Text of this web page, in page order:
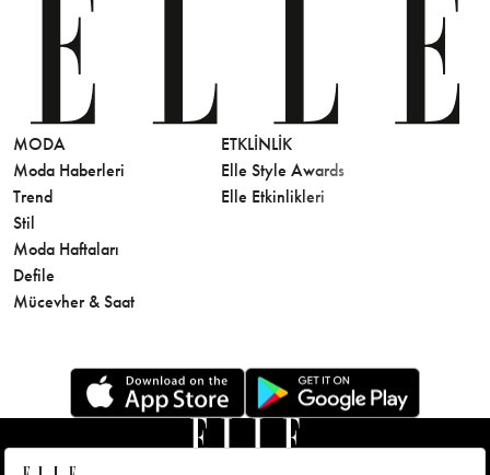
MODA
Moda Haberleri
Trend
Stil
Moda Haftaları
Defile
Mücevher & Saat
ETKLINLIK
Elle Style Awards
Elle Etkinlikleri